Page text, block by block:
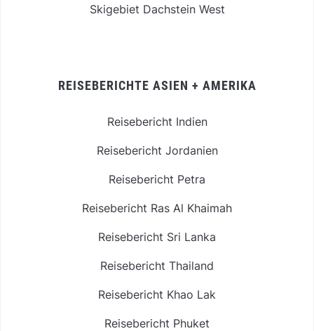
Skigebiet Dachstein West
REISEBERICHTE ASIEN + AMERIKA
Reisebericht Indien
Reisebericht Jordanien
Reisebericht Petra
Reisebericht Ras Al Khaimah
Reisebericht Sri Lanka
Reisebericht Thailand
Reisebericht Khao Lak
Reisebericht Phuket